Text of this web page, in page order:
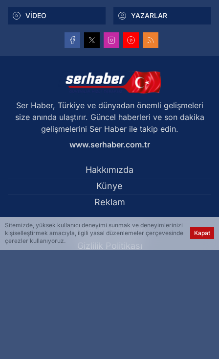
VİDEO YAZARLAR
Ser Haber, Türkiye ve dünyadan önemli gelişmeleri
size anında ulaştırır. Güncel haberleri ve son dakika
gelişmelerini Ser Haber ile takip edin.
www.serhaber.com.tr
Hakkımızda
Künye
Reklam
Kullanım Koşulları
Gizlilik Politikası
Sitemizde, yüksek kullanıcı deneyimi sunmak ve deneyimlerinizi
kişiselleştirmek amacıyla, ilgili yasal düzenlemeler çerçevesinde
çerezler kullanıyoruz.
Kapat